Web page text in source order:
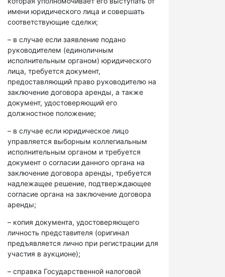
имени юридического лица и совершать
соответствующие сделки;
– в случае если заявление подано
руководителем (единоличным
исполнительным органом) юридического
лица, требуется документ,
предоставляющий право руководителю на
заключение договора аренды, а также
документ, удостоверяющий его
должностное положение;
– в случае если юридическое лицо
управляется выборным коллегиальным
исполнительным органом и требуется
документ о согласии данного органа на
заключение договора аренды, требуется
надлежащее решение, подтверждающее
согласие органа на заключение договора
аренды;
– копия документа, удостоверяющего
личность представителя (оригинал
предъявляется лично при регистрации для
участия в аукционе);
– справка Государственной налоговой